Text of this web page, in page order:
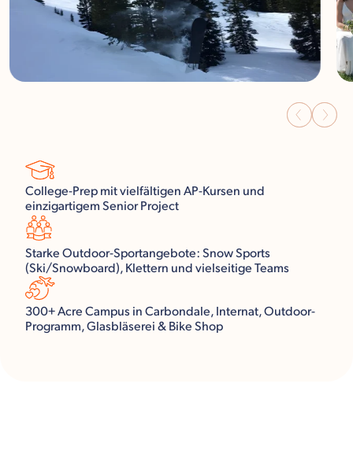
College-Prep mit vielfältigen AP-Kursen und
einzigartigem Senior Project
Starke Outdoor-Sportangebote: Snow Sports
(Ski/Snowboard), Klettern und vielseitige Teams
300+ Acre Campus in Carbondale, Internat, Outdoor-
Programm, Glasbläserei & Bike Shop